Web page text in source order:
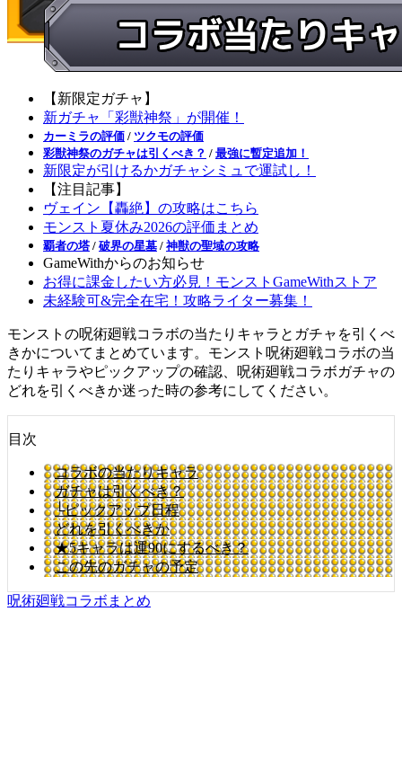
【新限定ガチャ】
新ガチャ「彩獣神祭」が開催！
カーミラの評価 / ツクモの評価
彩獣神祭のガチャは引くべき？ / 最強に暫定追加！
新限定が引けるかガチャシミュで運試し！
【注目記事】
ヴェイン【轟絶】の攻略はこちら
モンスト夏休み2026の評価まとめ
覇者の塔 / 破界の星墓 / 神獣の聖域の攻略
GameWithからのお知らせ
お得に課金したい方必見！モンストGameWithストア
未経験可&完全在宅！攻略ライター募集！
モンストの呪術廻戦コラボの当たりキャラとガチャを引くべ
きかについてまとめています。モンスト呪術廻戦コラボの当
たりキャラやピックアップの確認、呪術廻戦コラボガチャの
どれを引くべきか迷った時の参考にしてください。
目次
コラボの当たりキャラ
ガチャは引くべき？
└ピックアップ日程
どれを引くべきか
★5キャラは運90にするべき？
この先のガチャの予定
呪術廻戦コラボまとめ